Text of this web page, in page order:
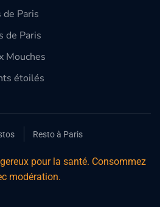
Paris
de Paris
Mouches
étoilés
Resto à Paris
pour la santé. Consommez
modération.